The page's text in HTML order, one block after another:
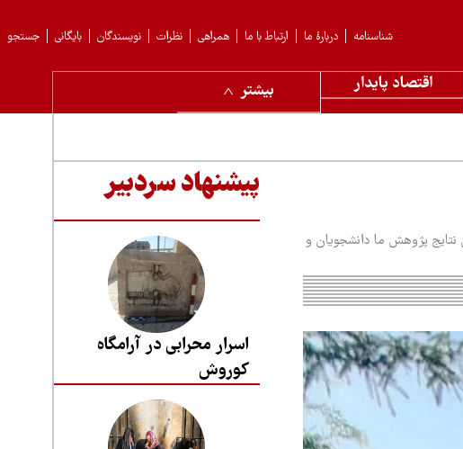
جستجو بایگانی نویسندگان نظرات همراهی ارتباط با ما دربارهٔ ما شناسنامه
اقتصاد پایدار
بیشتر
نتایج پژوهش ما دانشجویان و
پیشنهاد سردبیر
اسرار محرابی در آرامگاه
کوروش